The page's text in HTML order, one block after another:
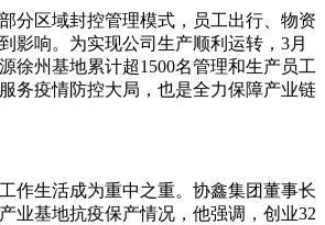
分区域封控管理模式，员工出行、物资
影响。为实现公司生产顺利运转，3月
徐州基地累计超1500名管理和生产员工
务疫情防控大局，也是全力保障产业链
作生活成为重中之重。协鑫集团董事长
业基地抗疫保产情况，他强调，创业32